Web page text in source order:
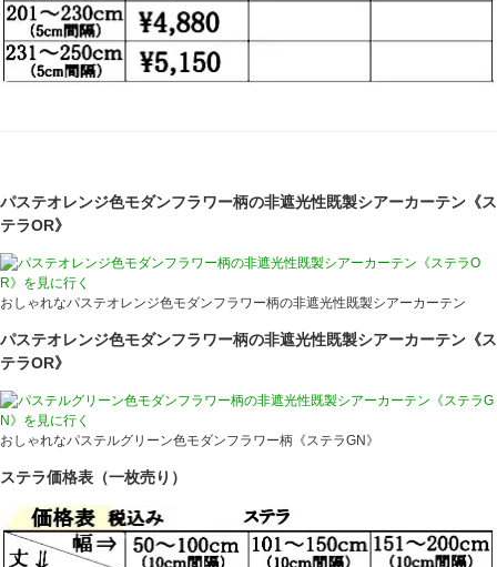
パステオレンジ色モダンフラワー柄の非遮光性既製シアーカーテン《ス
テラOR》
おしゃれなパステオレンジ色モダンフラワー柄の非遮光性既製シアーカーテン
パステオレンジ色モダンフラワー柄の非遮光性既製シアーカーテン《ス
テラOR》
おしゃれなパステルグリーン色モダンフラワー柄《ステラGN》
ステラ価格表（一枚売り）